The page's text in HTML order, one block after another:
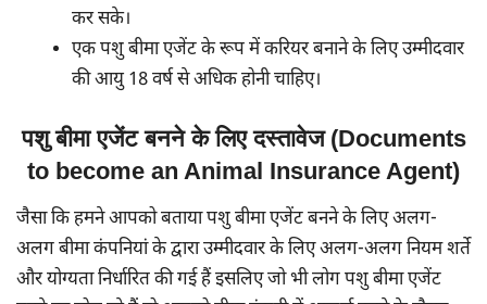
कर सके।
एक पशु बीमा एजेंट के रूप में करियर बनाने के लिए उम्मीदवार
की आयु 18 वर्ष से अधिक होनी चाहिए।
पशु बीमा एजेंट बनने के लिए दस्तावेज (Documents
to become an Animal Insurance Agent)
जैसा कि हमने आपको बताया पशु बीमा एजेंट बनने के लिए अलग-
अलग बीमा कंपनियां के द्वारा उम्मीदवार के लिए अलग-अलग नियम शर्ते
और योग्यता निर्धारित की गई हैं इसलिए जो भी लोग पशु बीमा एजेंट